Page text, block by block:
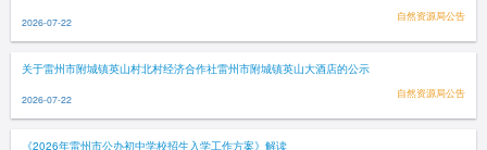
2026-07-22 自然资源局公告
关于雷州市附城镇英山村北村经济合作社雷州市附城镇英山大酒店的公示
2026-07-22 自然资源局公告
《2026年雷州市公办初中学校招生入学工作方案》解读